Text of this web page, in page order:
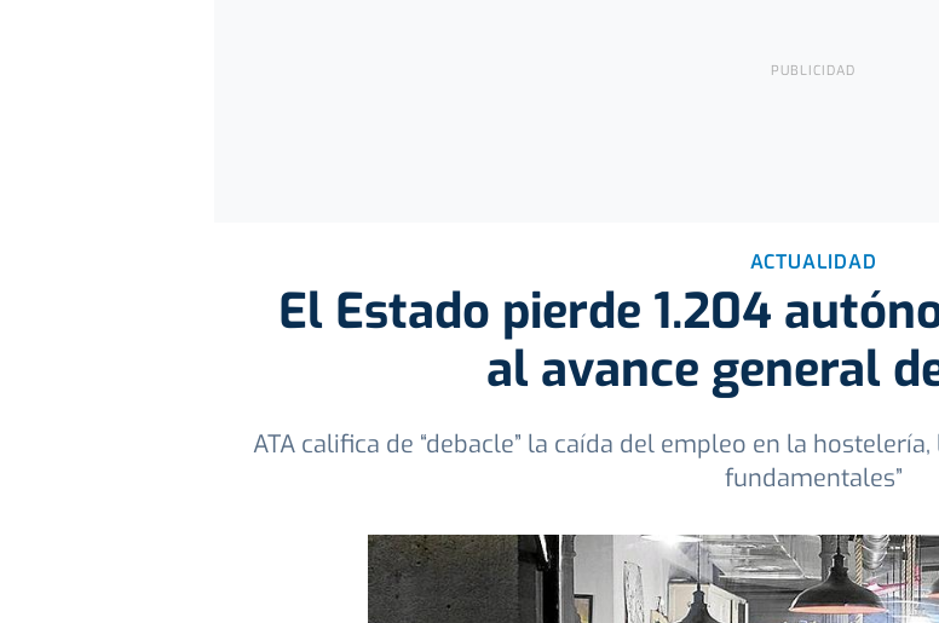
ACTUALIDAD
El Estado pierde 1.204
al avance general
ATA califica de “debacle” la caída del empleo en la
fundamentales”